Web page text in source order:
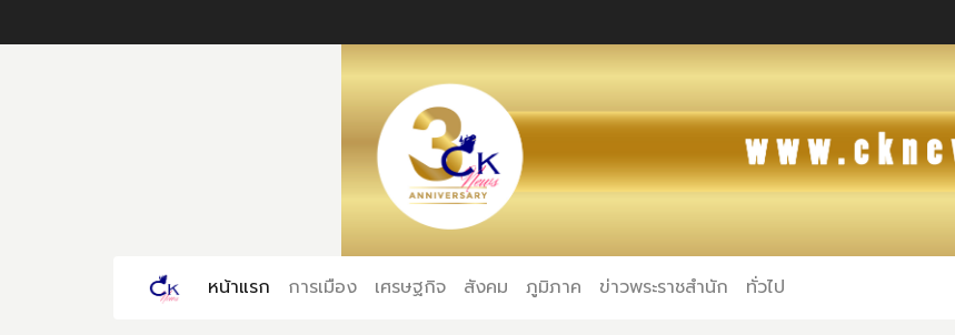
หน้าแรก (current)
การเมือง เศรษฐกิจ สังคม ภูมิภาค ข่าวพระราชสำนัก ทั่วไป